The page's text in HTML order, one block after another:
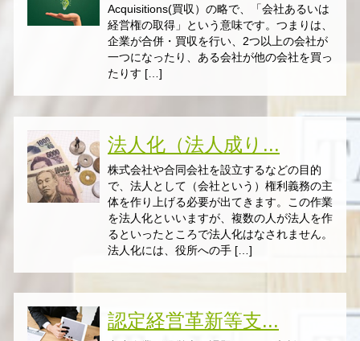
Acquisitions(買収）の略で、「会社あるいは
経営権の取得」という意味です。つまりは、
企業が合併・買収を行い、2つ以上の会社が
一つになったり、ある会社が他の会社を買っ
たりす […]
法人化（法人成り...
株式会社や合同会社を設立するなどの目的
で、法人として（会社という）権利義務の主
体を作り上げる必要が出てきます。この作業
を法人化といいますが、複数の人が法人を作
るといったところで法人化はなされません。
法人化には、役所への手 […]
認定経営革新等支...